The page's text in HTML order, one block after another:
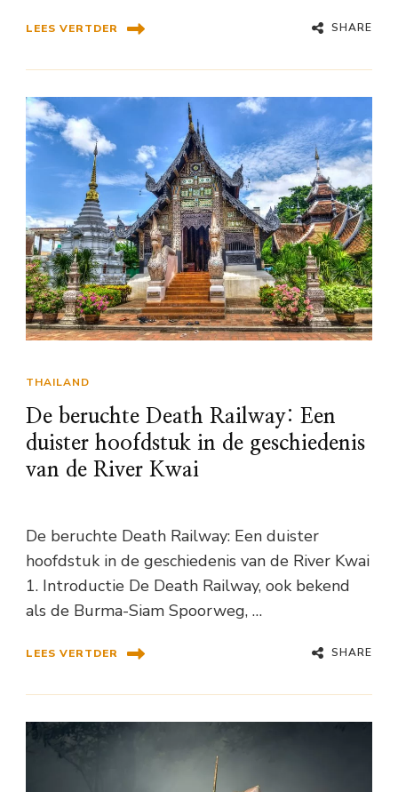
LEES VERTDER SHARE
THAILAND
De beruchte Death Railway: Een
duister hoofdstuk in de geschiedenis
van de River Kwai
De beruchte Death Railway: Een duister
hoofdstuk in de geschiedenis van de River Kwai
1. Introductie De Death Railway, ook bekend
als de Burma-Siam Spoorweg, …
LEES VERTDER SHARE